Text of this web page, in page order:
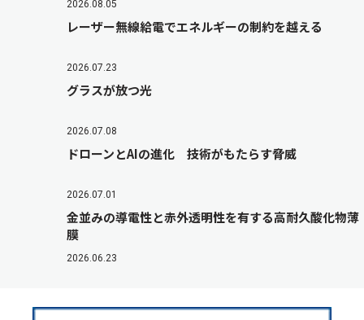
2026.08.05
レーザー無線給電でエネルギーの制約を越える
2026.07.23
グラスが放つ光
2026.07.08
ドローンとAIの進化 技術がもたらす脅威
2026.07.01
金並みの導電性と赤外透明性を有する高耐久酸化物薄
膜
2026.06.23